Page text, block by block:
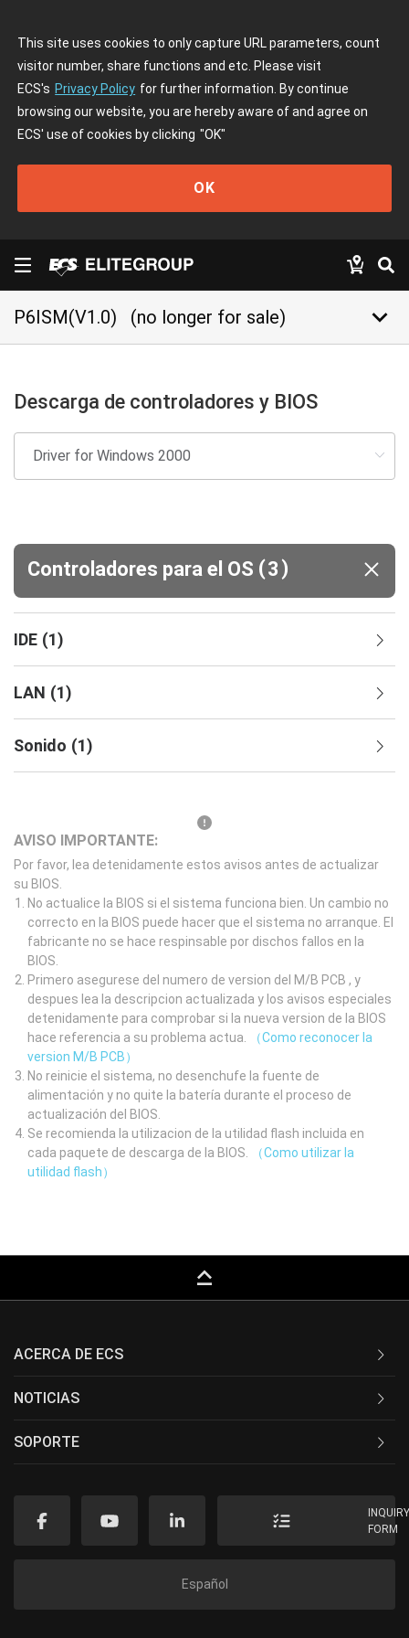
This site uses cookies to only capture URL parameters, count
visitor number, share functions and etc. Please visit
ECS's Privacy Policy for further information. By continue
browsing our website, you are hereby aware of and agree on
ECS' use of cookies by clicking "OK"
OK
P6ISM(V1.0) (no longer for sale) keyboard_arrow_down
Descarga de controladores y BIOS
Controladores para el OS (3 )
IDE (1)
LAN (1)
Sonido (1)
AVISO IMPORTANTE:
Por favor, lea detenidamente estos avisos antes de actualizar
su BIOS.
No actualice la BIOS si el sistema funciona bien. Un cambio no
correcto en la BIOS puede hacer que el sistema no arranque. El
fabricante no se hace respinsable por dischos fallos en la
BIOS.
Primero asegurese del numero de version del M/B PCB , y
despues lea la descripcion actualizada y los avisos especiales
detenidamente para comprobar si la nueva version de la BIOS
hace referencia a su problema actua.
（Como reconocer la
version M/B PCB）
No reinicie el sistema, no desenchufe la fuente de
alimentación y no quite la batería durante el proceso de
actualización del BIOS.
Se recomienda la utilizacion de la utilidad flash incluida en
cada paquete de descarga de la BIOS.
（Como utilizar la
utilidad flash）
keyboard_capslock
ACERCA DE ECS
NOTICIAS
SOPORTE
FORM
Español